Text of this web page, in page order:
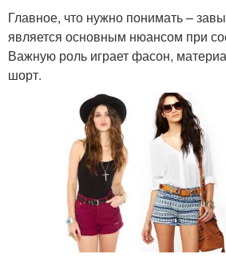
Главное, что нужно понимать –
является основным нюансом при
Важную роль играет фасон,
шорт.